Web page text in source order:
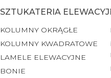
SZTUKATERIA
KOLUMNY OKRĄGŁE
KOLUMNY KWADRATOWE
LAMELE ELEWACYJNE
BONIE